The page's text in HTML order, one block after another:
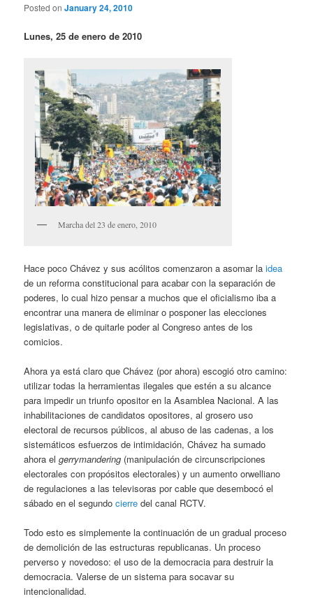
Posted onJanuary 24, 2010
Lunes, 25 de enero de 2010
Marcha del 23 de enero, 2010
Hace poco Chávez y sus acólitos comenzaron a asomar laidea
de un reforma constitucional para acabar con la separación de
poderes, lo cual hizo pensar a muchos que el oficialismo iba a
encontrar una manera de eliminar o posponer las elecciones
legislativas, o de quitarle poder al Congreso antes de los
comicios.
Ahora ya está claro que Chávez (por ahora) escogió otro camino:
utilizar todas la herramientas ilegales que estén a su alcance
para impedir un triunfo opositor en la Asamblea Nacional. A las
inhabilitaciones de candidatos opositores, al grosero uso
electoral de recursos públicos, al abuso de las cadenas, a los
sistemáticos esfuerzos de intimidación, Chávez ha sumado
ahora elgerrymandering (manipulación de circunscripciones
electorales con propósitos electorales) y un aumento orwelliano
de regulaciones a las televisoras por cable que desembocó el
sábado en el segundocierre del canal RCTV.
Todo esto es simplemente la continuación de un gradual proceso
de demolición de las estructuras republicanas. Un proceso
perverso y novedoso: el uso de la democracia para destruir la
democracia. Valerse de un sistema para socavar su
intencionalidad.